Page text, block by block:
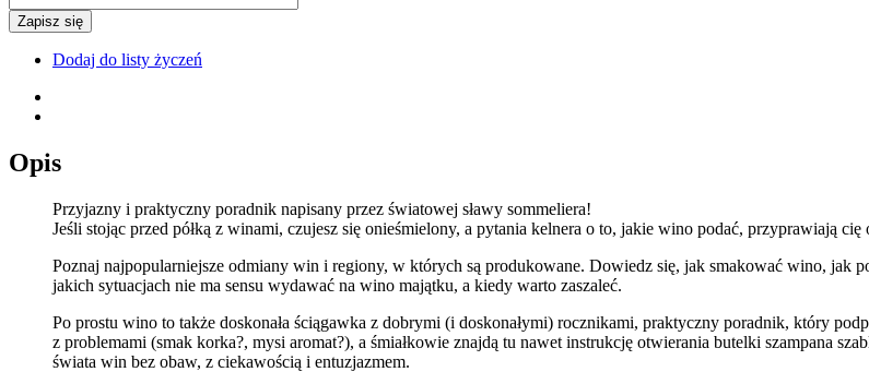
Zapisz się
Dodaj do listy życzeń
Opis
Przyjazny i praktyczny poradnik napisany przez światowej sławy sommeliera!
Jeśli stojąc przed półką z winami, czujesz się onieśmielony, a pytania kelnera o to, jakie wino podać, przyprawiają cię
Poznaj najpopularniejsze odmiany win i regiony, w których są produkowane. Dowiedz się, jak smakować wino, jak
jakich sytuacjach nie ma sensu wydawać na wino majątku, a kiedy warto zaszaleć.
Po prostu wino to także doskonała ściągawka z dobrymi (i doskonałymi) rocznikami, praktyczny poradnik, który
z problemami (smak korka?, mysi aromat?), a śmiałkowie znajdą tu nawet instrukcję otwierania butelki szampana
świata win bez obaw, z ciekawością i entuzjazmem.